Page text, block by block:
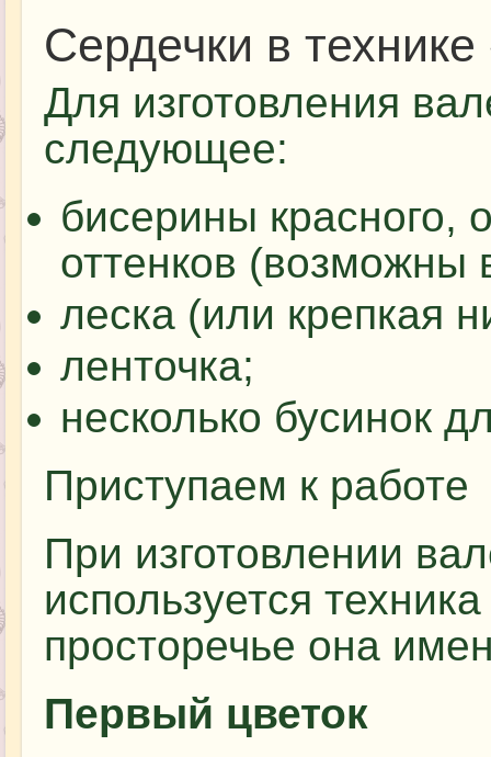
Сердечки в технике
Для изготовления
следующее:
бисерины красного,
оттенков (возможны
леска (или крепкая
ленточка;
несколько бусинок
Приступаем к работе
При изготовлении
используется
просторечье она
Первый цветок